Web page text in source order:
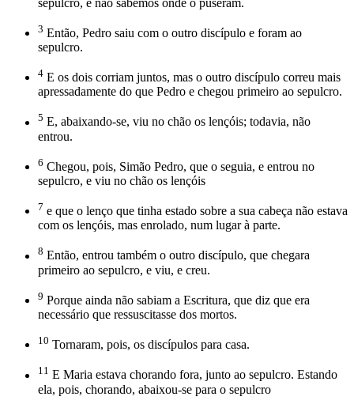
3 Então, Pedro saiu com o outro discípulo e foram ao
sepulcro.
4 E os dois corriam juntos, mas o outro discípulo correu mais
apressadamente do que Pedro e chegou primeiro ao sepulcro.
5 E, abaixando-se, viu no chão os lençóis; todavia, não
entrou.
6 Chegou, pois, Simão Pedro, que o seguia, e entrou no
sepulcro, e viu no chão os lençóis
7 e que o lenço que tinha estado sobre a sua cabeça não estava
com os lençóis, mas enrolado, num lugar à parte.
8 Então, entrou também o outro discípulo, que chegara
primeiro ao sepulcro, e viu, e creu.
9 Porque ainda não sabiam a Escritura, que diz que era
necessário que ressuscitasse dos mortos.
10 Tornaram, pois, os discípulos para casa.
11 E Maria estava chorando fora, junto ao sepulcro. Estando
ela, pois, chorando, abaixou-se para o sepulcro